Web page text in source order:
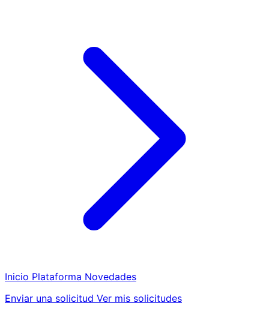
Inicio Plataforma Novedades
Enviar una solicitud Ver mis solicitudes